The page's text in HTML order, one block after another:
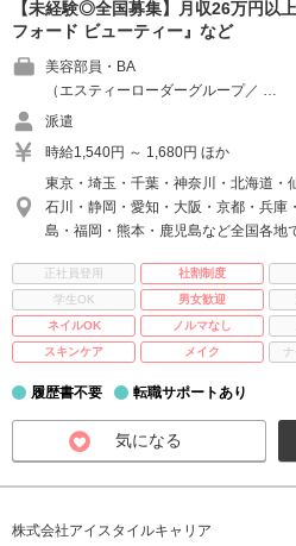
【未経験◎全国募集】月収26万円以
フォード ビューティー』など
美容部員・BA
（エスティーローダーグループ／ …
派遣
時給1,540円 ～ 1,680円 ほか
東京・埼玉・千葉・神奈川・北海道・
石川・静岡・愛知・大阪・京都・兵庫
島・福岡・熊本・鹿児島など全国各地
正社員登用 社割制度
学生OK
男女歓迎
ネイルOK
ノルマなし
スキンケア
メイク
履歴書不要 転職サポートあり
気になる
株式会社アイスタイルキャリア